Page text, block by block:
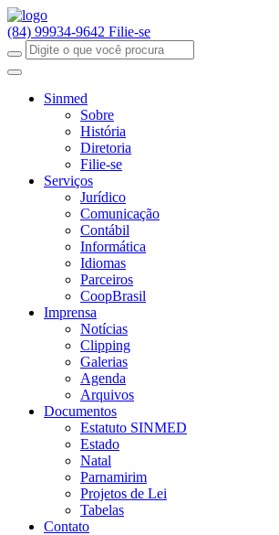
(84) 99934-9642 Filie-se
Sinmed
Sobre
História
Diretoria
Filie-se
Serviços
Jurídico
Comunicação
Contábil
Informática
Idiomas
Parceiros
CoopBrasil
Imprensa
Notícias
Clipping
Galerias
Agenda
Arquivos
Documentos
Estatuto SINMED
Estado
Natal
Parnamirim
Projetos de Lei
Tabelas
Contato